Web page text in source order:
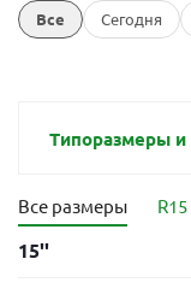
Все
Сегодня
Типоразмеры и
Все размеры R15
15''